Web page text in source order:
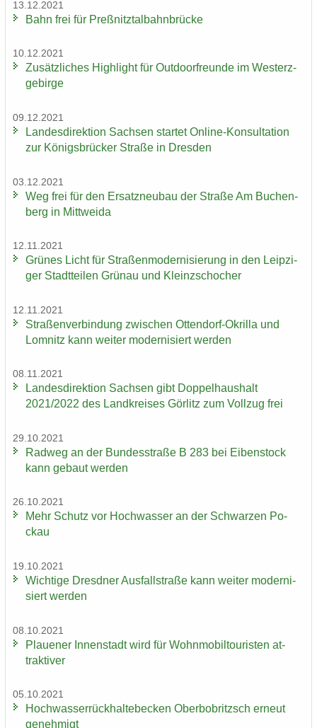
13.12.2021
Bahn frei für Preß­nitz­tal­bahn­brü­cke
10.12.2021
Zu­sätz­li­ches High­light für Out­door­freun­de im West­erz­
ge­bir­ge
09.12.2021
Lan­des­di­rek­ti­on Sach­sen star­tet Online-​Konsultation
zur Kö­nigs­brü­cker Stra­ße in Dres­den
03.12.2021
Weg frei für den Er­satz­neu­bau der Stra­ße Am Bu­chen­
berg in Mitt­wei­da
12.11.2021
Grü­nes Licht für Stra­ßen­mo­der­ni­sie­rung in den Leip­zi­
ger Stadt­tei­len Grün­au und Kleinzschoch­er
12.11.2021
Stra­ßen­ver­bin­dung zwi­schen Ottendorf-​Okrilla und
Lom­nitz kann wei­ter mo­der­ni­siert wer­den
08.11.2021
Lan­des­di­rek­ti­on Sach­sen gibt Dop­pel­haus­halt
2021/2022 des Land­krei­ses Gör­litz zum Voll­zug frei
29.10.2021
Rad­weg an der Bun­des­stra­ße B 283 bei Ei­ben­stock
kann ge­baut wer­den
26.10.2021
Mehr Schutz vor Hoch­was­ser an der Schwar­zen Po­
ckau
19.10.2021
Wich­ti­ge Dresd­ner Aus­fall­stra­ße kann wei­ter mo­der­ni­
siert wer­den
08.10.2021
Plaue­ner In­nen­stadt wird für Wohn­mo­bil­tou­ris­ten at­
trak­ti­ver
05.10.2021
Hoch­was­ser­rück­hal­te­be­cken Ober­bobritzsch er­neut
ge­neh­migt